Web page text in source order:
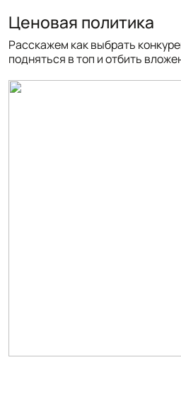
Ценовая политика
Расскажем как выбрать
подняться в топ и отбить